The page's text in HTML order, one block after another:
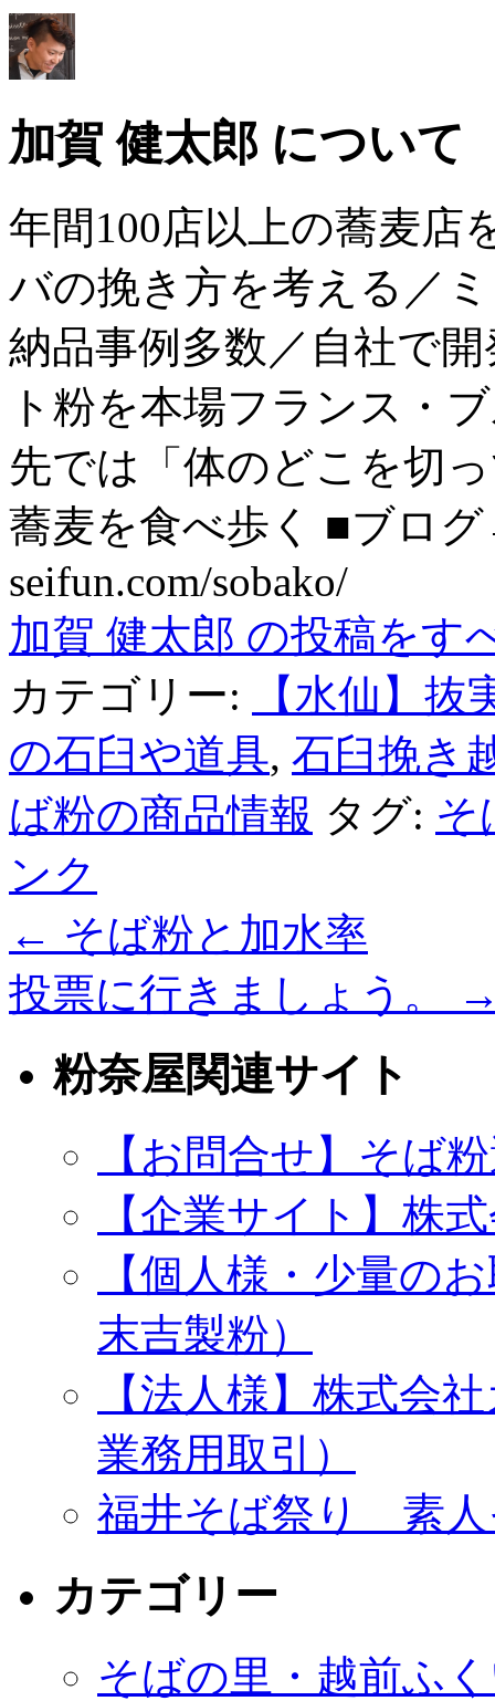
加賀 健太郎 について
年間100店以上の蕎麦店
バの挽き方を考える／
納品事例多数／自社で
ト粉を本場フランス・
先では「体のどこを切
蕎麦を食べ歩く ■ブロ
seifun.com/sobako/
加賀 健太郎 の投稿をす
カテゴリー:
【水仙】抜
の石臼や道具, 石臼挽き
ば粉の商品情報 タグ: そ
ンク
← そば粉と加水率
投票に行きましょう。
粉奈屋関連サイト
【お問合せ】そば
【企業サイト】株
【個人様・少量の
末吉製粉）
【法人様】株式会
業務用取引）
福井そば祭り 素人
カテゴリー
そばの里・越前ふ